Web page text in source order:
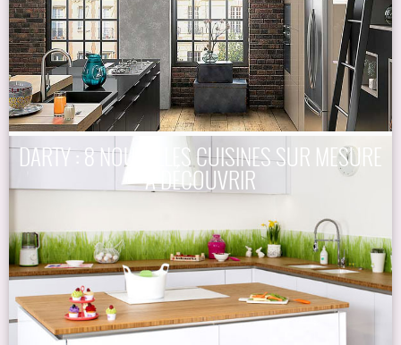
DARTY : 8 NOUVELLES CUISINES SUR MESURE
À DÉCOUVRIR